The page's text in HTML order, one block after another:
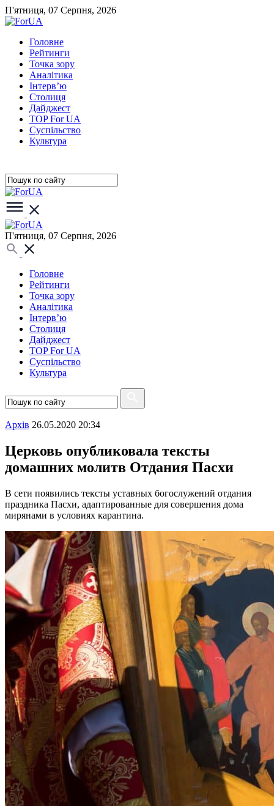
П'ятниця, 07 Серпня, 2026
Головне
Рейтинги
Точка зору
Аналітика
Інтерв’ю
Столиця
Дайджест
TOP For UA
Суспiльство
Культура
П'ятниця, 07 Серпня, 2026
Головне
Рейтинги
Точка зору
Аналітика
Інтерв’ю
Столиця
Дайджест
TOP For UA
Суспiльство
Культура
Архiв 26.05.2020 20:34
Церковь опубликовала тексты
домашних молитв Отдания Пасхи
В сети появились тексты уставных богослужений отдания
праздника Пасхи, адаптированные для совершения дома
мирянами в условиях карантина.